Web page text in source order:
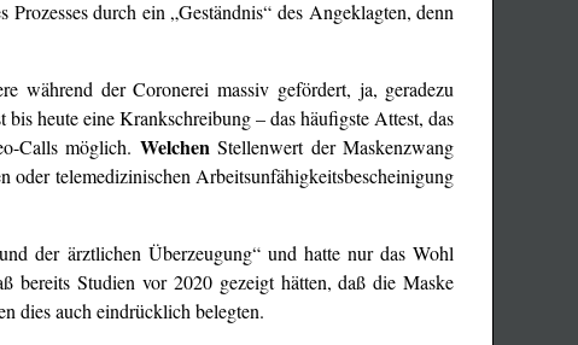
durch ein „Geständnis“ des Angeklagten, denn
während der Coronerei massiv gefördert, ja, geradezu
heute eine Krankschreibung – das häufigste Attest, das
Calls möglich. WelchenStellenwert der Maskenzwang
oder telemedizinischen Arbeitsunfähigkeitsbescheinigung
der ärztlichen Überzeugung“ und hatte nur das Wohl
bereits Studien vor 2020 gezeigt hätten, daß die Maske
dies auch eindrücklich belegten.